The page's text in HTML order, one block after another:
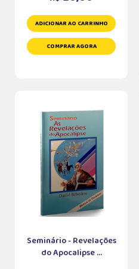
ADICIONAR AO CARRINHO
COMPRAR AGORA
Seminário - Revelações
do Apocalipse ...